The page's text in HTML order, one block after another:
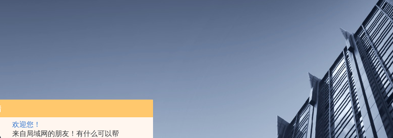
欢迎您！
来自局域网的朋友！有什么可以帮